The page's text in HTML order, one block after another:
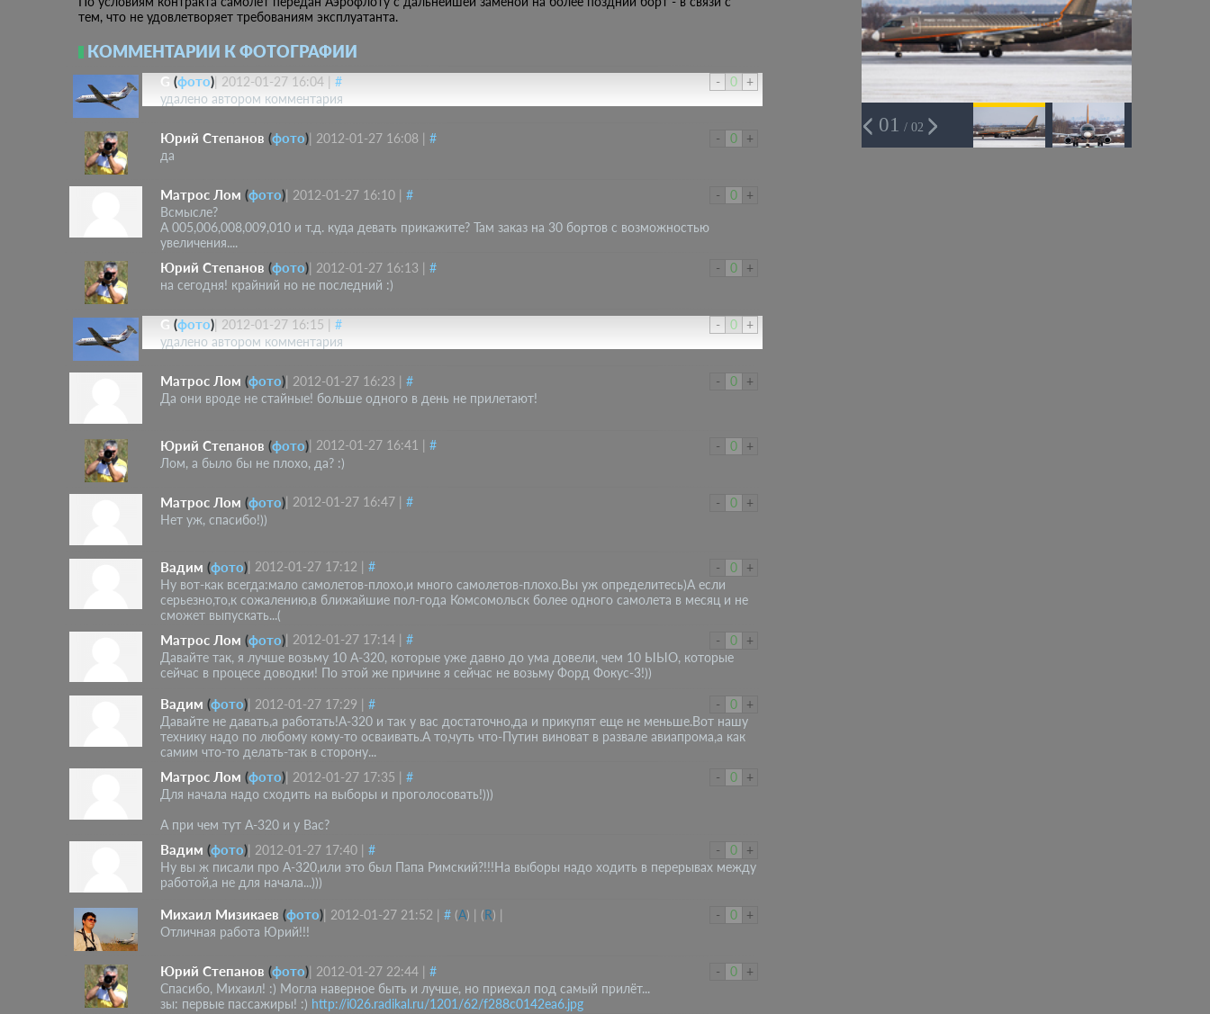
тем, что не удовлетворяет требованиям эксплуатанта.
КОММЕНТАРИИ К ФОТОГРАФИИ
- 0 +
G (фото) 2012-01-27 16:04
#
удалено автором комментария
- 0 +
Юрий Степанов (фото) 2012-01-27 16:08
#
да
- 0 +
Матрос Лом (фото) 2012-01-27 16:10
#
Всмысле?
А 005,006,008,009,010 и т.д. куда девать прикажите? Там заказ на 30 бортов с возможностью
увеличения....
-
0 +
Юрий Степанов (фото) 2012-01-27 16:13
#
на сегодня! крайний но не последний :)
- 0 +
G (фото) 2012-01-27 16:15
#
удалено автором комментария
- 0 +
Матрос Лом (фото) 2012-01-27 16:23
#
Да они вроде не стайные! больше одного в день не прилетают!
- 0 +
Юрий Степанов (фото) 2012-01-27 16:41
#
Лом, а было бы не плохо, да? :)
- 0 +
Матрос Лом (фото) 2012-01-27 16:47
#
Нет уж, спасибо!))
- 0 +
Вадим (фото) 2012-01-27 17:12
#
Ну вот-как всегда:мало самолетов-плохо,и много самолетов-плохо.Вы уж определитесь)А если
серьезно,то,к сожалению,в ближайшие пол-года Комсомольск более одного самолета в месяц и не
сможет выпускать...(
-
0 +
Матрос Лом (фото) 2012-01-27 17:14
#
Давайте так, я лучше возьму 10 А-320, которые уже давно до ума довели, чем 10 ЫЫО, которые
сейчас в процесе доводки! По этой же причине я сейчас не возьму Форд Фокус-3!))
- 0 +
Вадим (фото) 2012-01-27 17:29
#
Давайте не давать,а работать!А-320 и так у вас достаточно,да и прикупят еще не меньше.Вот нашу
технику надо по любому кому-то осваивать.А то,чуть что-Путин виноват в развале авиапрома,а как
самим что-то делать-так в сторону...
-
0 +
Матрос Лом (фото) 2012-01-27 17:35
#
Для начала надо сходить на выборы и проголосовать!)))
А при чем тут А-320 и у Вас?
-
0 +
Вадим (фото) 2012-01-27 17:40
#
Ну вы ж писали про А-320,или это был Папа Римский?!!!На выборы надо ходить в перерывах между
работой,а не для начала...)))
- 0 +
Михаил Мизикаев (фото) 2012-01-27 21:52 # (A) (R)
Отличная работа Юрий!!!
- 0 +
Юрий Степанов (фото) 2012-01-27 22:44
#
Спасибо, Михаил! :) Могла наверное быть и лучше, но приехал под самый прилёт...
зы: первые пассажиры! :) http://i026.radikal.ru/1201/62/f288c0142ea6.jpg
01 / 02